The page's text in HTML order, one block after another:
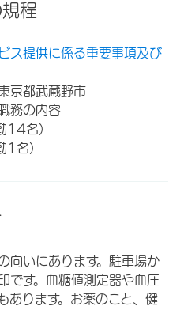
程
ス提供に係る重要事項及び
京都武蔵野市
務の内容
14名）
名）
向いにあります。駐車場か
です。血糖値測定器や血圧
あります。お薬のこと、健